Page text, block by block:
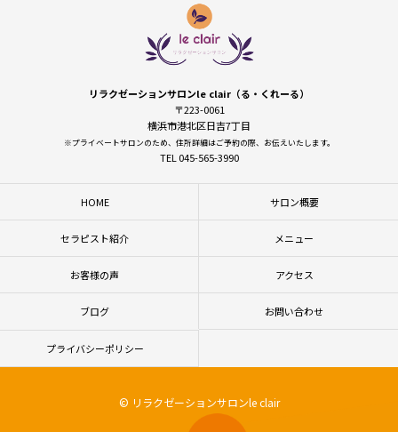
リラクゼーションサロンle clair（る・くれーる）
〒223-0061
横浜市港北区日吉7丁目
※プライベートサロンのため、住所詳細はご予約の際、お伝えいたします。
TEL 045-565-3990
HOME サロン概要
セラピスト紹介 メニュー
お客様の声 アクセス
ブログ お問い合わせ
プライバシーポリシー
© リラクゼーションサロンle clair